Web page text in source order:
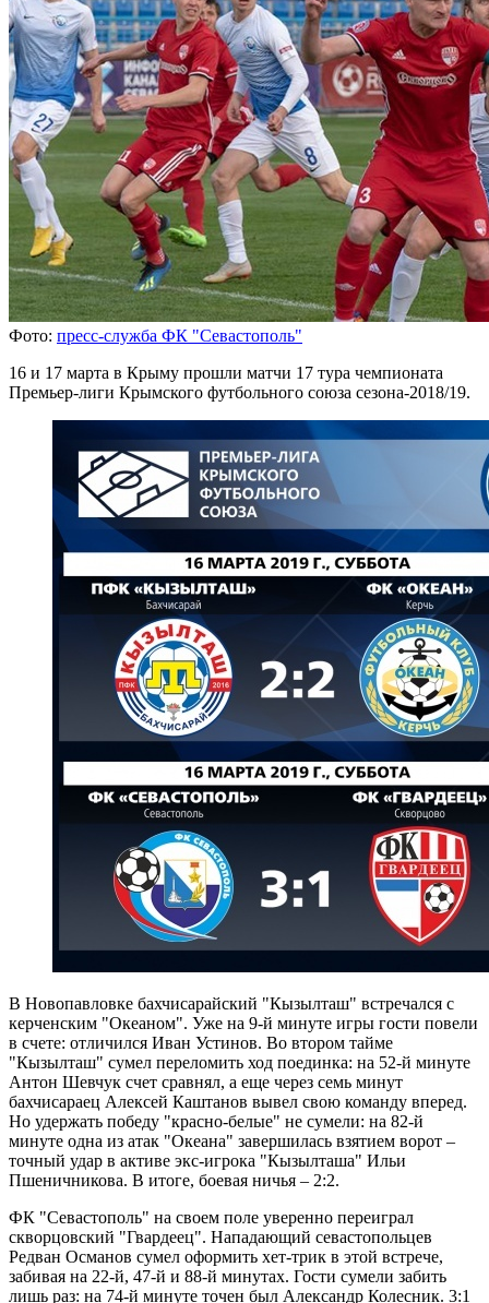
Фото: пресс-служба ФК "Севастополь"
16 и 17 марта в Крыму прошли матчи 17 тура чемпионата
Премьер-лиги Крымского футбольного союза сезона-2018/19.
В Новопавловке бахчисарайский "Кызылташ" встречался с
керченским "Океаном". Уже на 9-й минуте игры гости повели
в счете: отличился Иван Устинов. Во втором тайме
"Кызылташ" сумел переломить ход поединка: на 52-й минуте
Антон Шевчук счет сравнял, а еще через семь минут
бахчисараец Алексей Каштанов вывел свою команду вперед.
Но удержать победу "красно-белые" не сумели: на 82-й
минуте одна из атак "Океана" завершилась взятием ворот –
точный удар в активе экс-игрока "Кызылташа" Ильи
Пшеничникова. В итоге, боевая ничья – 2:2.
ФК "Севастополь" на своем поле уверенно переиграл
скворцовский "Гвардеец". Нападающий севастопольцев
Редван Османов сумел оформить хет-трик в этой встрече,
забивая на 22-й, 47-й и 88-й минутах. Гости сумели забить
лишь раз: на 74-й минуте точен был Александр Колесник. 3:1